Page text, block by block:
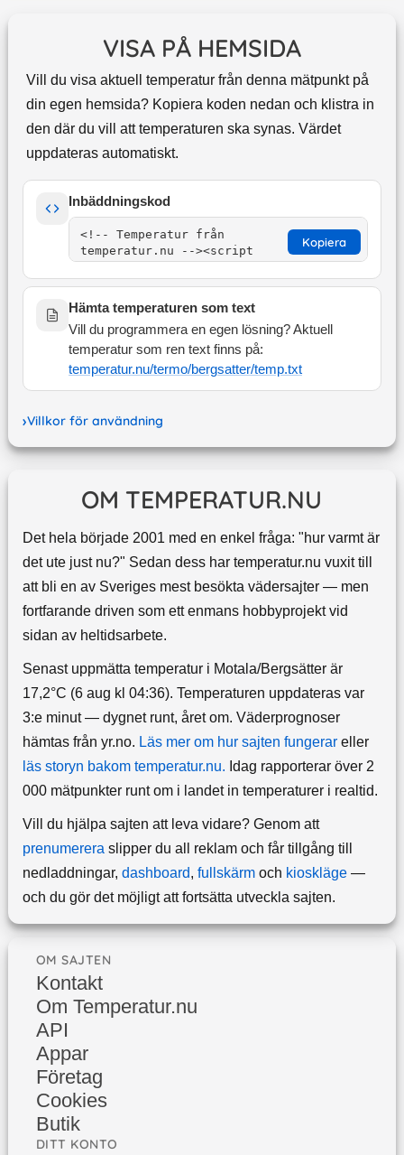
VISA PÅ HEMSIDA
Vill du visa aktuell temperatur från denna mätpunkt på
din egen hemsida? Kopiera koden nedan och klistra in
den där du vill att temperaturen ska synas. Värdet
uppdateras automatiskt.
Inbäddningskod
Kopiera
Hämta temperaturen som text
Vill du programmera en egen lösning? Aktuell
temperatur som ren text finns på:
temperatur.nu/termo/bergsatter/temp.txt
Villkor för användning
OM TEMPERATUR.NU
Det hela började 2001 med en enkel fråga: "hur varmt är
det ute just nu?" Sedan dess har temperatur.nu vuxit till
att bli en av Sveriges mest besökta vädersajter — men
fortfarande driven som ett enmans hobbyprojekt vid
sidan av heltidsarbete.
Senast uppmätta temperatur i Motala/Bergsätter är
17,2°C (6 aug kl 04:36). Temperaturen uppdateras var
3:e minut — dygnet runt, året om. Väderprognoser
hämtas från yr.no. Läs mer om hur sajten fungerareller
läs storyn bakom temperatur.nu. Idag rapporterar över 2
000 mätpunkter runt om i landet in temperaturer i realtid.
Vill du hjälpa sajten att leva vidare? Genom att
prenumereraslipper du all reklam och får tillgång till
nedladdningar, dashboard, fullskärmoch kioskläge—
och du gör det möjligt att fortsätta utveckla sajten.
OM SAJTEN
Kontakt
Om Temperatur.nu
API
Appar
Företag
Cookies
Butik
DITT KONTO